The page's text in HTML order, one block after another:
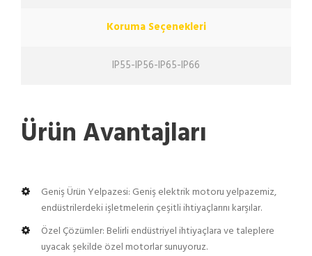
Koruma Seçenekleri
IP55-IP56-IP65-IP66
Ürün Avantajları
Geniş Ürün Yelpazesi: Geniş elektrik motoru yelpazemiz,
endüstrilerdeki işletmelerin çeşitli ihtiyaçlarını karşılar.
Özel Çözümler: Belirli endüstriyel ihtiyaçlara ve taleplere
uyacak şekilde özel motorlar sunuyoruz.